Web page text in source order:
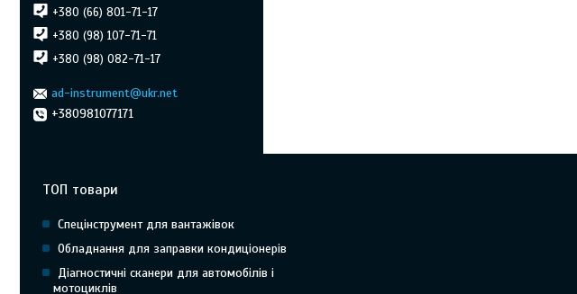
+380 (66) 801-71-17
+380 (98) 107-71-71
+380 (98) 082-71-17
ad-instrument@ukr.net
+380981077171
ТОП товари
Спецінструмент для вантажівок
Обладнання для заправки кондиціонерів
Діагностичні сканери для автомобілів і
мотоциклів